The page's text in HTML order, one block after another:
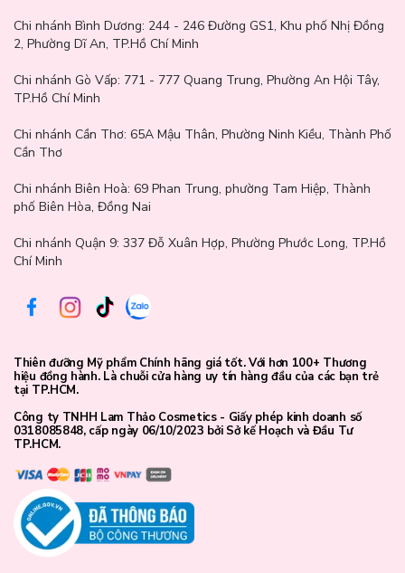
Chi nhánh Bình Dương: 244 - 246 Đường GS1, Khu phố Nhị Đồng
2, Phường Dĩ An, TP.Hồ Chí Minh
Chi nhánh Gò Vấp: 771 - 777 Quang Trung, Phường An Hội Tây,
TP.Hồ Chí Minh
Chi nhánh Cần Thơ: 65A Mậu Thân, Phường Ninh Kiều, Thành Phố
Cần Thơ
Chi nhánh Biên Hoà: 69 Phan Trung, phường Tam Hiệp, Thành
phố Biên Hòa, Đồng Nai
Chi nhánh Quận 9: 337 Đỗ Xuân Hợp, Phường Phước Long, TP.Hồ
Chí Minh
Thiên đưỡng Mỹ phẩm Chính hãng giá tốt. Với hơn 100+ Thương
hiệu đồng hành. Là chuỗi cửa hàng uy tín hàng đầu của các bạn trẻ
tại TP.HCM.
Công ty TNHH Lam Thảo Cosmetics - Giấy phép kinh doanh số
0318085848, cấp ngày 06/10/2023 bởi Sở kế Hoạch và Đầu Tư
TP.HCM.